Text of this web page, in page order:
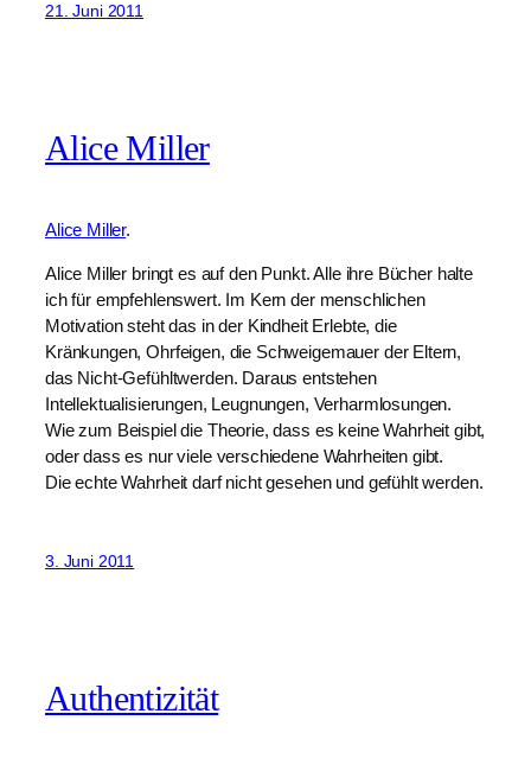
21. Juni 2011
Alice Miller
Alice Miller.
Alice Miller bringt es auf den Punkt. Alle ihre Bücher halte
ich für empfehlenswert. Im Kern der menschlichen
Motivation steht das in der Kindheit Erlebte, die
Kränkungen, Ohrfeigen, die Schweigemauer der Eltern,
das Nicht-Gefühltwerden. Daraus entstehen
Intellektualisierungen, Leugnungen, Verharmlosungen.
Wie zum Beispiel die Theorie, dass es keine Wahrheit gibt,
oder dass es nur viele verschiedene Wahrheiten gibt.
Die echte Wahrheit darf nicht gesehen und gefühlt werden.
3. Juni 2011
Authentizität